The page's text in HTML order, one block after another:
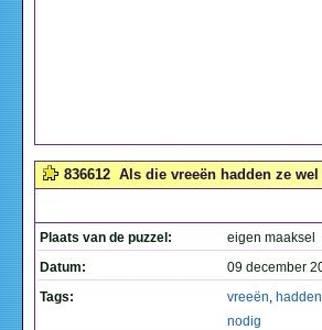
836612 Als die vreeën hadden ze
Plaats van de puzzel:
eigen maaksel
Datum:
09 december
Tags:
vreeën, hadden
nodig